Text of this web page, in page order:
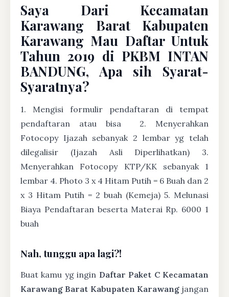
Saya Dari Kecamatan
Karawang Barat Kabupaten
Karawang Mau Daftar Untuk
Tahun 2019 di PKBM INTAN
BANDUNG, Apa sih Syarat-
Syaratnya?
1. Mengisi formulir pendaftaran di tempat
pendaftaran atau bisa
2. Menyerahkan
Fotocopy Ijazah sebanyak 2 lembar yg telah
dilegalisir (Ijazah Asli Diperlihatkan) 3.
Menyerahkan Fotocopy KTP/KK sebanyak 1
lembar 4. Photo 3 x 4 Hitam Putih = 6 Buah dan 2
x 3 Hitam Putih = 2 buah (Kemeja) 5. Melunasi
Biaya Pendaftaran beserta Materai Rp. 6000 1
buah
Nah, tunggu apa lagi?!
Buat kamu yg ingin Daftar Paket C Kecamatan
Karawang Barat Kabupaten Karawangjangan